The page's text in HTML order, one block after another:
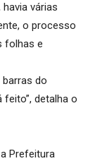
várias
, o processo
folhas e
do
detalha o
a Prefeitura